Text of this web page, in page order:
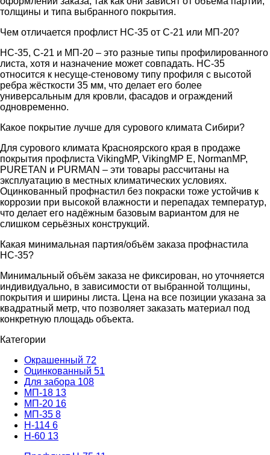
толщины и типа выбранного покрытия.
Чем отличается профлист НС-35 от С-21 или МП-20?
НС-35, С-21 и МП-20 – это разные типы профилированного
листа, хотя и назначение может совпадать. НС-35
относится к несуще-стеновому типу профиля с высотой
ребра жёсткости 35 мм, что делает его более
универсальным для кровли, фасадов и ограждений
одновременно.
Какое покрытие лучше для сурового климата Сибири?
Для сурового климата Красноярского края в продаже
покрытия профлиста VikingMP, VikingMP E, NormanMP,
PURETAN и PURMAN – эти товары рассчитаны на
эксплуатацию в местных климатических условиях.
Оцинкованный профнастил без покраски тоже устойчив к
коррозии при высокой влажности и перепадах температур,
что делает его надёжным базовым вариантом для не
слишком серьёзных конструкций.
Какая минимальная партия/объём заказа профнастила
НС-35?
Минимальный объём заказа не фиксирован, но уточняется
индивидуально, в зависимости от выбранной толщины,
покрытия и ширины листа. Цена на все позиции указана за
квадратный метр, что позволяет заказать материал под
конкретную площадь объекта.
Категории
Окрашенный 72
Оцинкованный 51
Для забора 108
МП-18 13
МП-20 16
МП-35 8
Н-114 6
Н-60 13